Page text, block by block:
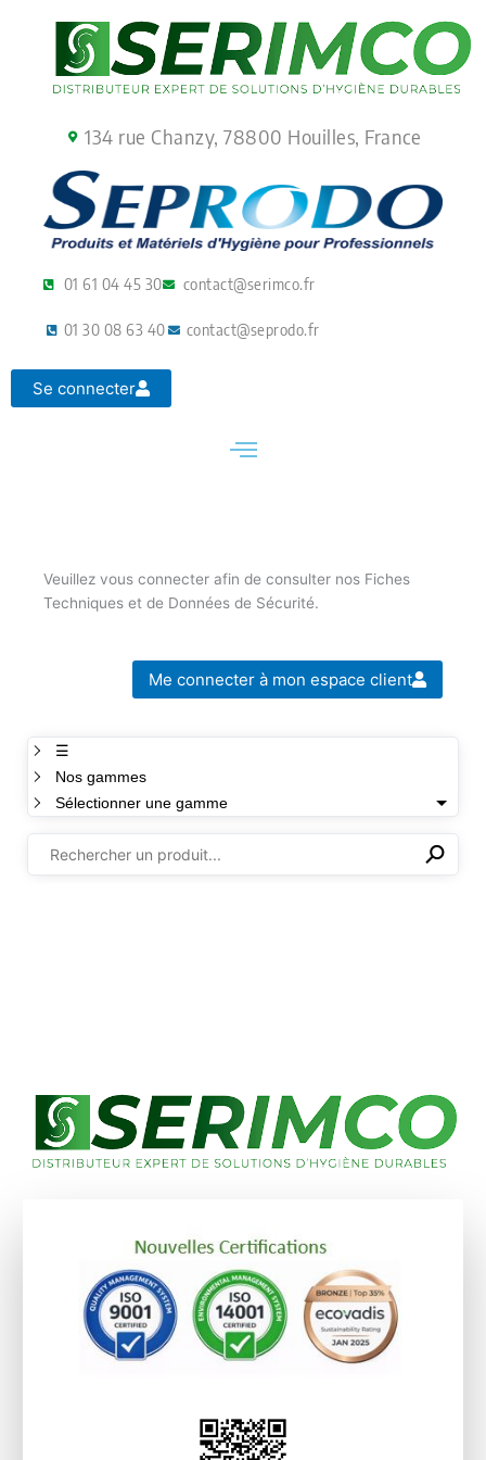
134 rue Chanzy, 78800 Houilles, France
01 61 04 45 30 contact@serimco.fr
01 30 08 63 40 contact@seprodo.fr
Se connecter
Veuillez vous connecter afin de consulter nos Fiches
Techniques et de Données de Sécurité.
Me connecter à mon espace client
☰
Nos gammes
Sélectionner une gamme
⚲